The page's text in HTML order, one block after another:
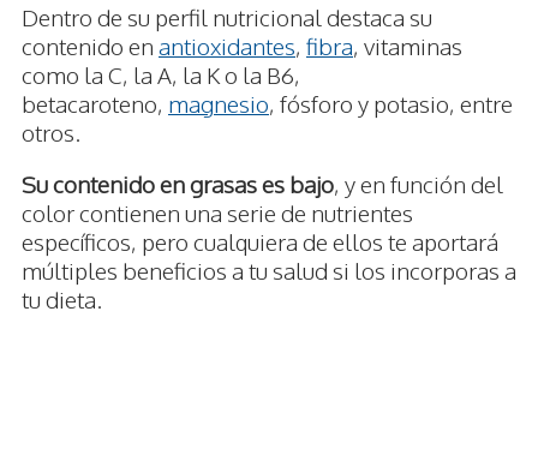
Dentro de su perfil nutricional destaca su
contenido en antioxidantes, fibra, vitaminas
como la C, la A, la K o la B6,
betacaroteno, magnesio, fósforo y potasio, entre
otros.
Su contenido en grasas es bajo, y en función del
color contienen una serie de nutrientes
específicos, pero cualquiera de ellos te aportará
múltiples beneficios a tu salud si los incorporas a
tu dieta.